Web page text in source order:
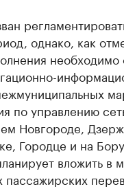
однако, как
необходимо
по управлению
Новгороде,
Городце и на
вложить